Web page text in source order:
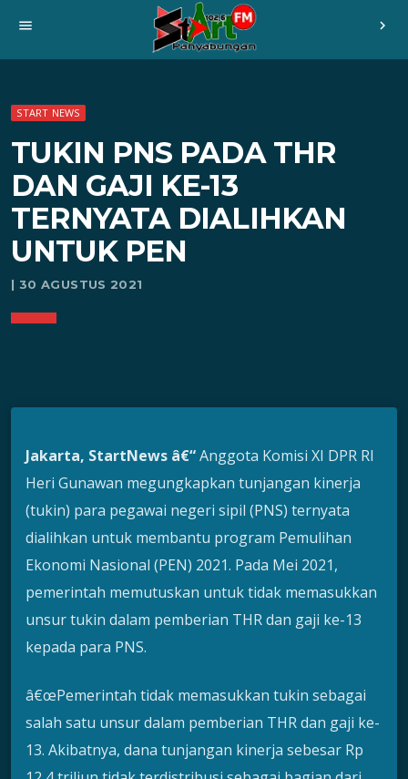
menu chevron_right
START NEWS
TUKIN PNS PADA THR
DAN GAJI KE-13
TERNYATA DIALIHKAN
UNTUK PEN
| 30 AGUSTUS 2021
Jakarta, StartNews â€“Anggota Komisi XI DPR RI
Heri Gunawan megungkapkan tunjangan kinerja
(tukin) para pegawai negeri sipil (PNS) ternyata
dialihkan untuk membantu program Pemulihan
Ekonomi Nasional (PEN) 2021. Pada Mei 2021,
pemerintah memutuskan untuk tidak memasukkan
unsur tukin dalam pemberian THR dan gaji ke-13
kepada para PNS.
â€œPemerintah tidak memasukkan tukin sebagai
salah satu unsur dalam pemberian THR dan gaji ke-
13. Akibatnya, dana tunjangan kinerja sebesar Rp